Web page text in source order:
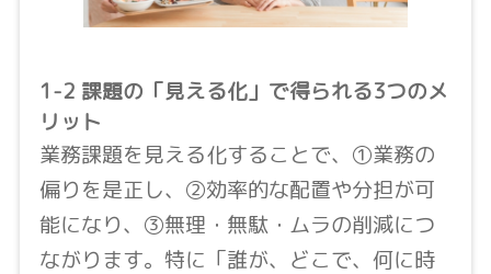
1-2 課題の「見える化」で得られる3つのメ
リット
業務課題を見える化することで、①業務の
偏りを是正し、②効率的な配置や分担が可
能になり、③無理・無駄・ムラの削減につ
ながります。特に「誰が、どこで、何に時